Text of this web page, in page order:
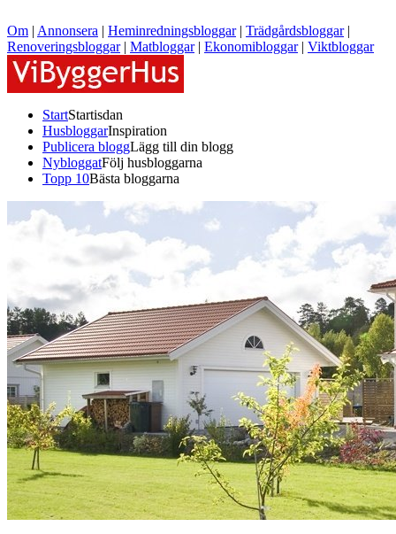
Om | Annonsera | Heminredningsbloggar| Trädgårdsbloggar|
Renoveringsbloggar| Matbloggar| Ekonomibloggar| Viktbloggar
StartStartisdan
HusbloggarInspiration
Publicera bloggLägg till din blogg
NybloggatFölj husbloggarna
Topp 10Bästa bloggarna